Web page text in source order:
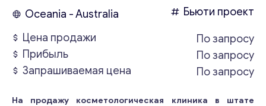
Oceania - Australia
Бьюти проект
Цена продажи
По запросу
Прибыль
По запросу
Запрашиваемая цена
По запросу
На продажу косметологическая клиника в штате